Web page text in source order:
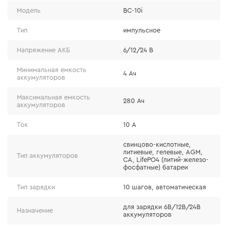
Защита от
Защита от
замыкания
Защита от
Защита от
подключения
Безопасное
Модель BC-10i
Тип импульсное
Напряжение АКБ 6/12/24 В
Минимальная емкость
аккумуляторов
4 Ач
Максимальная емкость
аккумуляторов
280 Ач
Ток 10 А
Тип аккумуляторов
свинцово-кислотные,
литиевые, гелевые, AGM,
CA, LifePO4 (литий-железо-
фосфатные) батареи
Тип зарядки 10 шагов, автоматическая
Назначение
для зарядки 6В/12В/24В
аккумуляторов